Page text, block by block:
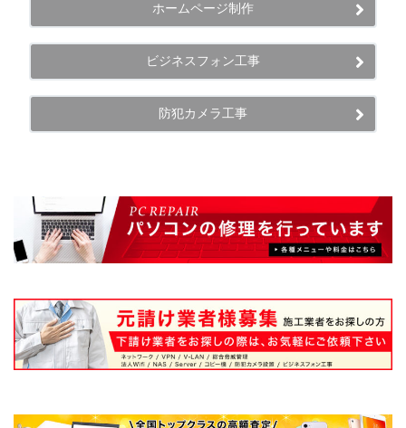
ホームページ制作
ビジネスフォン工事
防犯カメラ工事